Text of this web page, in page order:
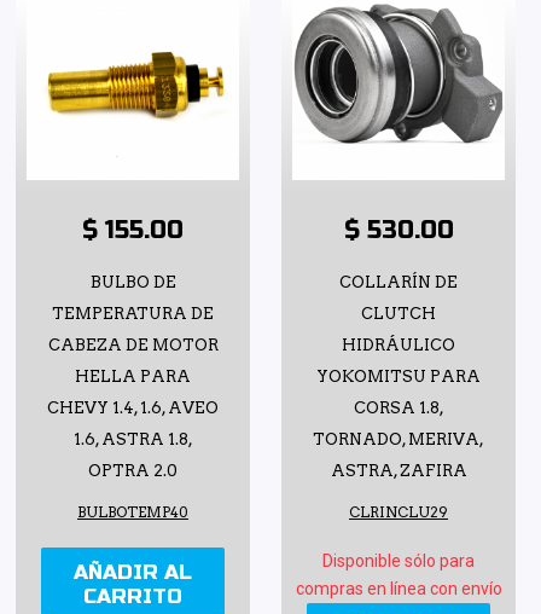
$ 155.00
BULBO DE
TEMPERATURA DE
CABEZA DE MOTOR
HELLA PARA
CHEVY 1.4, 1.6, AVEO
1.6, ASTRA 1.8,
OPTRA 2.0
BULBOTEMP40
AÑADIR AL
CARRITO
$ 530.00
COLLARÍN DE
CLUTCH
HIDRÁULICO
YOKOMITSU PARA
CORSA 1.8,
TORNADO, MERIVA,
ASTRA, ZAFIRA
CLRINCLU29
Disponible sólo para
compras en línea con envío